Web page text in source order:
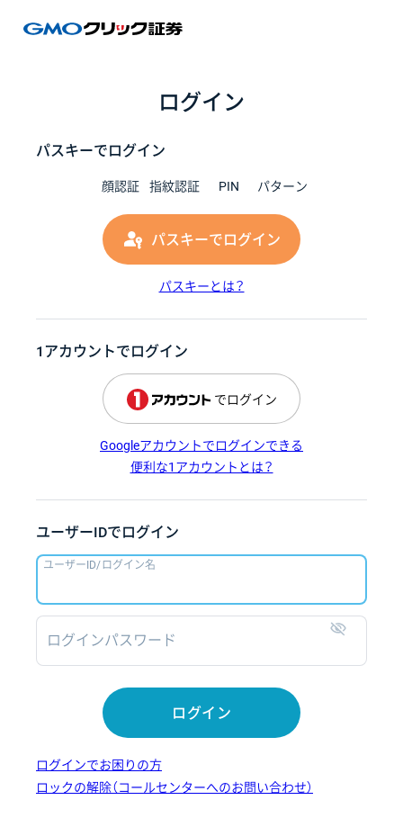
ログイン
パスキーでログイン
顔認証 指紋認証 PIN パターン
パスキーでログイン
パスキーとは？
1アカウントでログイン
でログイン
Googleアカウントでログインできる
便利な1アカウントとは？
ユーザーIDでログイン
ユーザーID/ログイン名
ログインパスワード
ログイン
ログインでお困りの方
ロックの解除（コールセンターへのお問い合わせ）